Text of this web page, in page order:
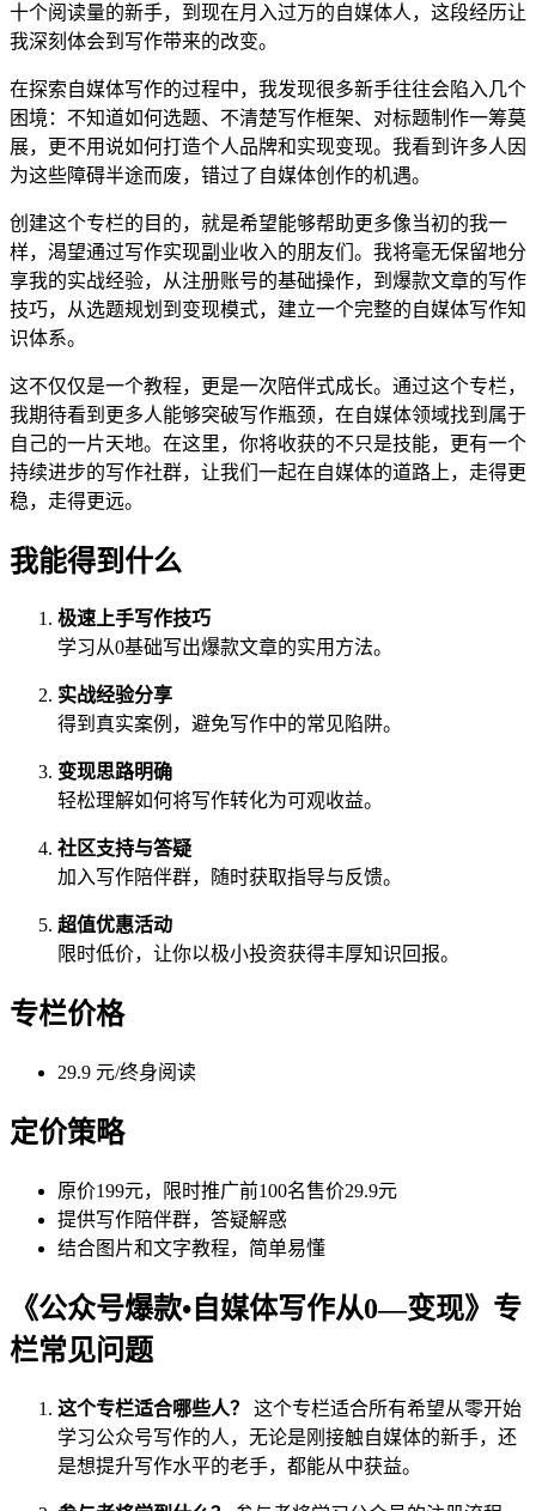
十个阅读量的新手，到现在月入过万的自媒体人，这段经历让
我深刻体会到写作带来的改变。
在探索自媒体写作的过程中，我发现很多新手往往会陷入几个
困境：不知道如何选题、不清楚写作框架、对标题制作一筹莫
展，更不用说如何打造个人品牌和实现变现。我看到许多人因
为这些障碍半途而废，错过了自媒体创作的机遇。
创建这个专栏的目的，就是希望能够帮助更多像当初的我一
样，渴望通过写作实现副业收入的朋友们。我将毫无保留地分
享我的实战经验，从注册账号的基础操作，到爆款文章的写作
技巧，从选题规划到变现模式，建立一个完整的自媒体写作知
识体系。
这不仅仅是一个教程，更是一次陪伴式成长。通过这个专栏，
我期待看到更多人能够突破写作瓶颈，在自媒体领域找到属于
自己的一片天地。在这里，你将收获的不只是技能，更有一个
持续进步的写作社群，让我们一起在自媒体的道路上，走得更
稳，走得更远。
我能得到什么
极速上手写作技巧
学习从0基础写出爆款文章的实用方法。
实战经验分享
得到真实案例，避免写作中的常见陷阱。
变现思路明确
轻松理解如何将写作转化为可观收益。
社区支持与答疑
加入写作陪伴群，随时获取指导与反馈。
超值优惠活动
限时低价，让你以极小投资获得丰厚知识回报。
专栏价格
29.9 元/终身阅读
定价策略
原价199元，限时推广前100名售价29.9元
提供写作陪伴群，答疑解惑
结合图片和文字教程，简单易懂
《公众号爆款•自媒体写作从0—变现》专
栏常见问题
这个专栏适合哪些人？
这个专栏适合所有希望从零开始
学习公众号写作的人，无论是刚接触自媒体的新手，还
是想提升写作水平的老手，都能从中获益。